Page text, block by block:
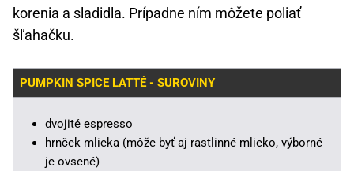
korenia a sladidla. Prípadne ním môžete poliať
šľahačku.
PUMPKIN SPICE LATTÉ - SUROVINY
dvojité espresso
hrnček mlieka (môže byť aj rastlinné mlieko, výborné
je ovsené)